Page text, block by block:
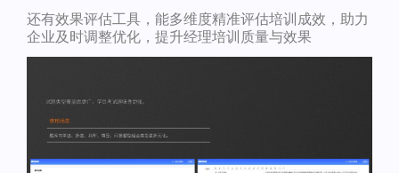
还有效果评估工具，能多维度精准评估培训成效，助力
企业及时调整优化，提升经理培训质量与效果